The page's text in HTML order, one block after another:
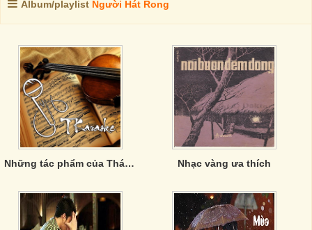
Album/playlist Người Hát Rong
Những tác phẩm của Thái Sơn Nhạc vàng ưa thích